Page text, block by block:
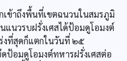
เข้าถึงพื้นที่เขตฉนวนในสมรภูมิ
แนวรบฝรั่งเศสได้ป้อมดูโอมงต์
งที่สุดก็แตกในวันที่ ๒๕
ป้อมดูโอมงต์ทหารฝรั่งเศสต่อ